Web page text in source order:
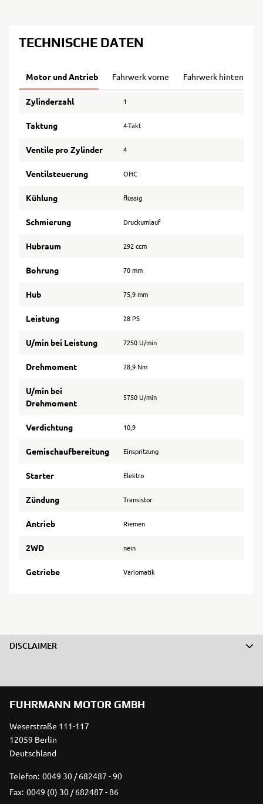
TECHNISCHE DATEN
Motor und Antrieb Fahrwerk vorne Fahrwerk hinten
Zylinderzahl 1
Taktung 4-Takt
Ventile pro Zylinder 4
Ventilsteuerung OHC
Kühlung flüssig
Schmierung Druckumlauf
Hubraum 292 ccm
Bohrung 70 mm
Hub 75,9 mm
Leistung 28 PS
U/min bei Leistung 7250 U/min
Drehmoment 28,9 Nm
U/min bei
Drehmoment
5750 U/min
Verdichtung 10,9
Gemischaufbereitung Einspritzung
Starter Elektro
Zündung Transistor
Antrieb Riemen
2WD nein
Getriebe Variomatik
DISCLAIMER
FUHRMANN MOTOR GMBH
Weserstraße 111-117
12059 Berlin
Deutschland
Telefon: 0049 30 / 682487 - 90
Fax: 0049 (0) 30 / 682487 - 86